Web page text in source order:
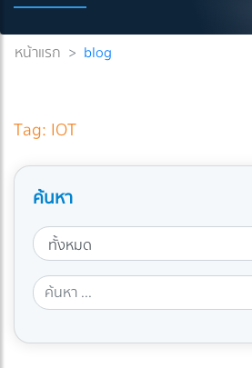
หน้าแรก > blog
Tag: IOT
ค้นหา